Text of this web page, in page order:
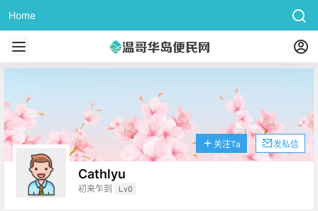
Home
Cathlyu
初来乍到 Lv0
关注Ta 发私信